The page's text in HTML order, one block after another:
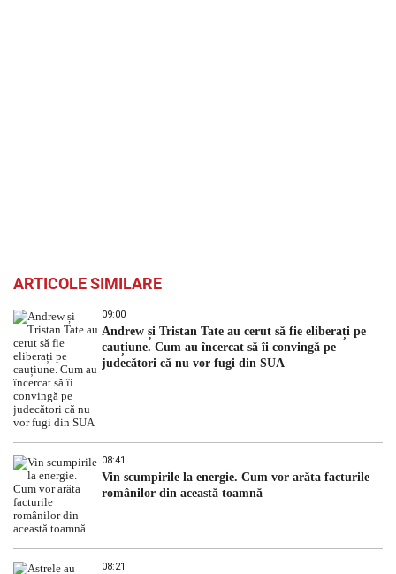
ARTICOLE SIMILARE
09:00
Andrew și Tristan Tate au cerut să fie eliberați pe
cauțiune. Cum au încercat să îi convingă pe
judecători că nu vor fugi din SUA
08:41
Vin scumpirile la energie. Cum vor arăta facturile
românilor din această toamnă
08:21